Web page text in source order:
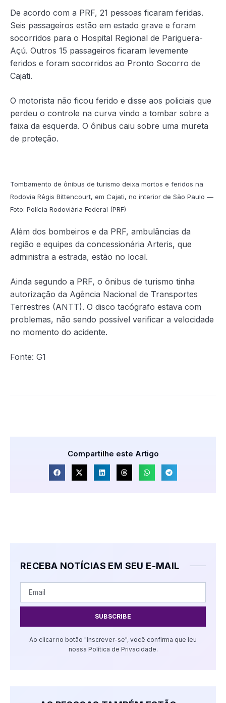
De acordo com a PRF, 21 pessoas ficaram feridas.
Seis passageiros estão em estado grave e foram
socorridos para o Hospital Regional de Pariguera-
Açú. Outros 15 passageiros ficaram levemente
feridos e foram socorridos ao Pronto Socorro de
Cajati.
O motorista não ficou ferido e disse aos policiais que
perdeu o controle na curva vindo a tombar sobre a
faixa da esquerda. O ônibus caiu sobre uma mureta
de proteção.
Tombamento de ônibus de turismo deixa mortos e feridos na
Rodovia Régis Bittencourt, em Cajati, no interior de São Paulo —
Foto: Polícia Rodoviária Federal (PRF)
Além dos bombeiros e da PRF, ambulâncias da
região e equipes da concessionária Arteris, que
administra a estrada, estão no local.
Ainda segundo a PRF, o ônibus de turismo tinha
autorização da Agência Nacional de Transportes
Terrestres (ANTT). O disco tacógrafo estava com
problemas, não sendo possível verificar a velocidade
no momento do acidente.
Fonte: G1
Compartilhe este Artigo
RECEBA NOTÍCIAS EM SEU E-MAIL
SUBSCRIBE
Ao clicar no botão "Inscrever-se", você confirma que leu
nossa Política de Privacidade.